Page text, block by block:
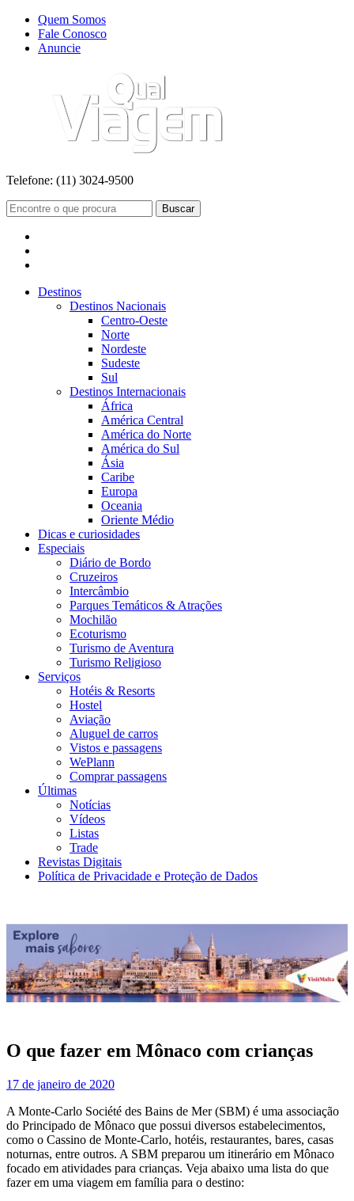
Quem Somos
Fale Conosco
Anuncie
Telefone: (11) 3024-9500
Buscar
Destinos
Destinos Nacionais
Centro-Oeste
Norte
Nordeste
Sudeste
Sul
Destinos Internacionais
África
América Central
América do Norte
América do Sul
Ásia
Caribe
Europa
Oceania
Oriente Médio
Dicas e curiosidades
Especiais
Diário de Bordo
Cruzeiros
Intercâmbio
Parques Temáticos & Atrações
Mochilão
Ecoturismo
Turismo de Aventura
Turismo Religioso
Serviços
Hotéis & Resorts
Hostel
Aviação
Aluguel de carros
Vistos e passagens
WePlann
Comprar passagens
Últimas
Notícias
Vídeos
Listas
Trade
Revistas Digitais
Política de Privacidade e Proteção de Dados
O que fazer em Mônaco com crianças
17 de janeiro de 2020
A Monte-Carlo Société des Bains de Mer (SBM) é uma associação
do Principado de Mônaco que possui diversos estabelecimentos,
como o Cassino de Monte-Carlo, hotéis, restaurantes, bares, casas
noturnas, entre outros. A SBM preparou um itinerário em Mônaco
focado em atividades para crianças. Veja abaixo uma lista do que
fazer em uma viagem em família para o destino: